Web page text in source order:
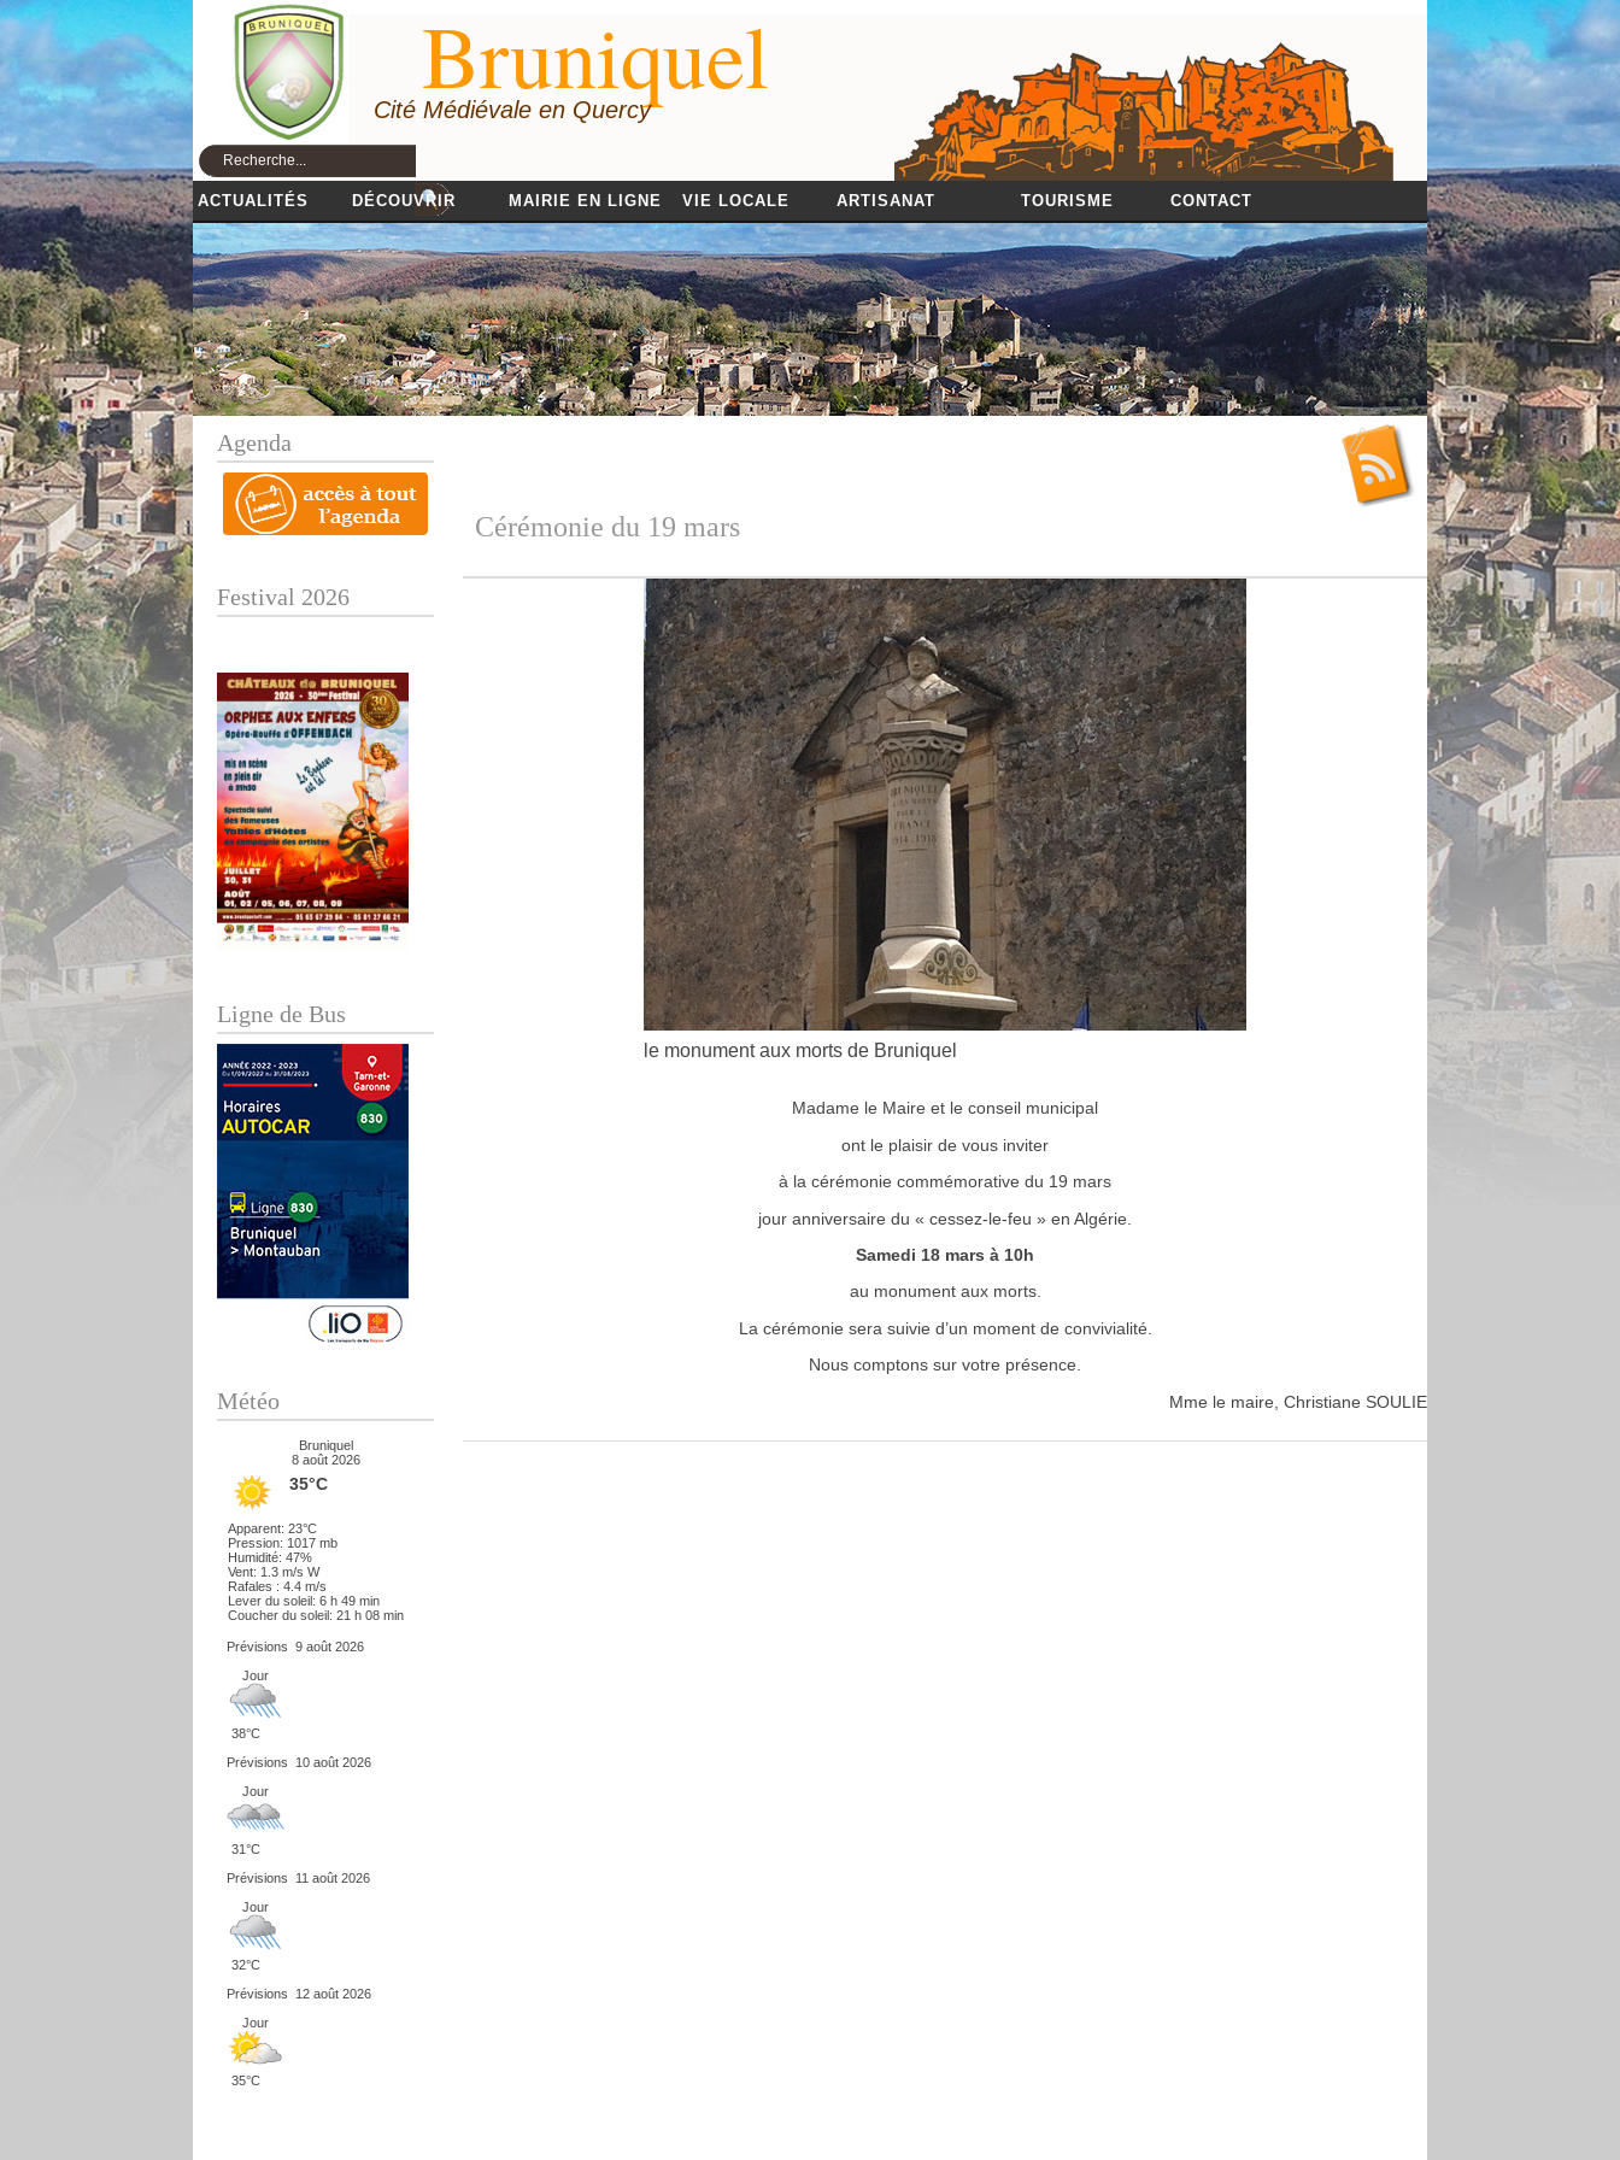
Bruniquel
Cité Médiévale en Quercy
ACTUALITÉS DÉCOUVRIR MAIRIE EN LIGNE VIE LOCALE ARTISANAT TOURISME CONTACT
Agenda
Festival 2026
Ligne de Bus
Météo
Bruniquel
8 août 2026
35°C
Apparent: 23°C
Pression: 1017 mb
Humidité: 47%
Vent: 1.3 m/s W
Rafales : 4.4 m/s
Lever du soleil: 6 h 49 min
Coucher du soleil: 21 h 08 min
Prévisions 9 août 2026
Jour
38°C
Prévisions
10 août 2026
Jour
31°C
Prévisions
11 août 2026
Jour
32°C
Prévisions
12 août 2026
Jour
35°C
Cérémonie du 19 mars
le monument aux morts de Bruniquel
Madame le Maire et le conseil municipal
ont le plaisir de vous inviter
à la cérémonie commémorative du 19 mars
jour anniversaire du « cessez-le-feu » en Algérie.
Samedi 18 mars à 10h
au monument aux morts.
La cérémonie sera suivie d’un moment de convivialité.
Nous comptons sur votre présence.
Mme le maire, Christiane SOULIE